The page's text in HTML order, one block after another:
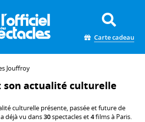
Carte cadeau
Jouffroy
son actualité culturelle
culturelle présente, passée et future de
déjà vu dans30spectacles et4films à Paris.